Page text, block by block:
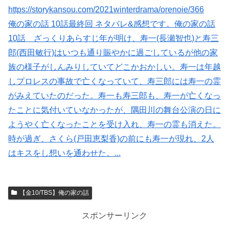
https://storykansou.com/2021winterdrama/orenoie/366
俺の家の話 10話最終回 ネタバレ&感想です。俺の家の話
10話 ざっくりあらすじ年が明け、寿一(長瀬智也)と寿三
郎(西田敏行)はいつも通り賑やかに過ごしているが他の家
族の様子がしんみりしていてどこかおかしい。寿一は年越
しプロレスの事故で亡くなっていて、寿三郎には寿一の霊
がみえていたのだった。寿一も寿三郎も、寿一が亡くなっ
たことに気付いていなかったが、隅田川の舞台公演の日に
ようやく亡くなったことを受け入れ、寿一の霊も消えた。
時が過ぎ、さくら(戸田恵梨香)の前にも寿一が現れ、2人
はキスをし想いを通わせた。...
【金10/TBS】俺の家の話
スポンサーリンク